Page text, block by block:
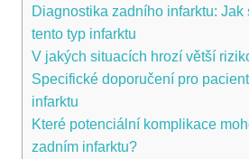
Diagnostika zadního infarktu: Jak
tento typ infarktu
V jakých situacích hrozí větší
Specifické doporučení pro
infarktu
Které potenciální komplikace
zadním infarktu?